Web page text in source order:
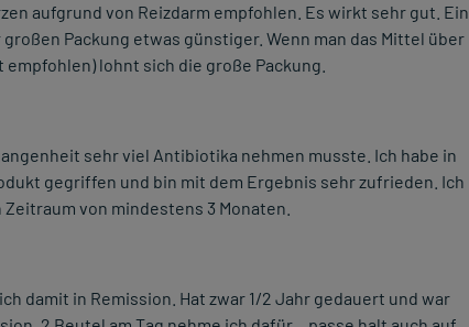
aufgrund von Reizdarm empfohlen. Es wirkt sehr gut. Ein
Packung etwas günstiger. Wenn man das Mittel über
lohnt sich die große Packung.
sehr viel Antibiotika nehmen musste. Ich habe in
gegriffen und bin mit dem Ergebnis sehr zufrieden. Ich
von mindestens 3 Monaten.
damit in Remission. Hat zwar 1/2 Jahr gedauert und war